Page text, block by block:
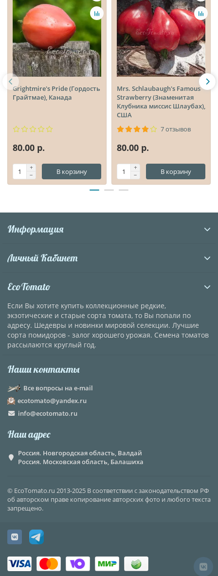
Grightmire's Pride (Гордость
Грайтмае), Канада
80.00 р.
В корзину
Mrs. Schlaubaugh's Famous
Strawberry (Знаменитая
Клубника миссис Шлаубах),
США
7 отзывов
80.00 р.
В корзину
Информация
Личный Кабинет
EcoTomato
Если Вы хотите купить коллекционные редкие,
экзотические и старые сорта томата, то Вы попали по
адресу. Шедевры и новинки мировой селекции. Лучшие
сорта помидоров - залог хорошего урожая. Семена томатов
рассылаются круглый год.
Наши контакты
Все вопросы на e-mail
ecotomato@yandex.ru
info@ecotomato.ru
Наш адрес
Россия. Новгородская область, Валдай
Россия. Московская область, Балашиха
© EcoTomato.ru 2013-2025 В соответствии с законодательством РФ
об авторском праве копирование авторских фото и любого текста
запрещено.